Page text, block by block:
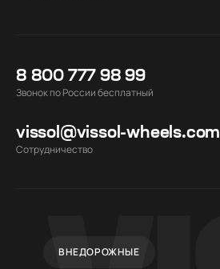
8 800 777 98 99
Звонок по России бесплатный
vissol@vissol-wheels.com
Cотрудничество
ВНЕДОРОЖНЫЕ